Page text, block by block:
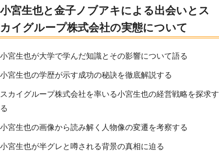
小宮生也と金子ノブアキによる出会いとス
カイグループ株式会社の実態について
小宮生也が大学で学んだ知識とその影響について語る
小宮生也の学歴が示す成功の秘訣を徹底解説する
スカイグループ株式会社を率いる小宮生也の経営戦略を探求す
る
小宮生也の画像から読み解く人物像の変遷を考察する
小宮生也が半グレと噂される背景の真相に迫る